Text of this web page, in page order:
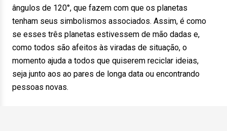
ângulos de 120°, que fazem com que os planetas
tenham seus simbolismos associados. Assim, é como
se esses três planetas estivessem de mão dadas e,
como todos são afeitos às viradas de situação, o
momento ajuda a todos que quiserem reciclar ideias,
seja junto aos ao pares de longa data ou encontrando
pessoas novas.